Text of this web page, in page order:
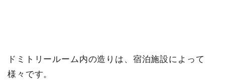
ドミトリールーム内の造りは、宿泊施設によって
様々です。